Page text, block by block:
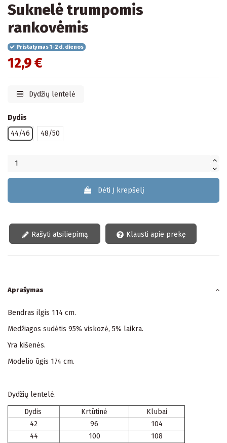
Suknelė trumpomis
rankovėmis
Pristatymas 1-2 d. dienos
12,9 €
Dydžių lentelė
Dydis
44/46
48/50
Dėti Į krepšelį
Rašyti atsiliepimą Klausti apie prekę
Aprašymas
Bendras ilgis 114 cm.
Medžiagos sudėtis 95% viskozė, 5% laikra.
Yra kišenės.
Modelio ūgis 174 cm.
Dydžių lentelė.
Dydis Krtūtinė
Klubai
42
96
104
44
100
108